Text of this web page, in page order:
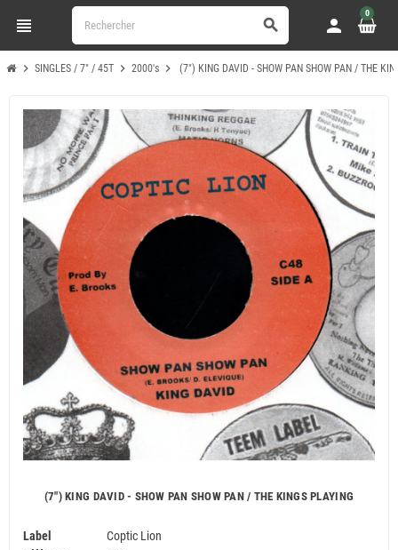
view_headline search person
0
chevron_right SINGLES / 7" / 45T chevron_right 2000's chevron_right (7") KING DAVID - SHOW PAN SHOW PAN / THE
(7") KING DAVID - SHOW PAN SHOW PAN / THE KINGS PLAYING
Label Coptic Lion